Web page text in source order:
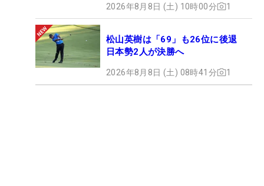
2026年8月8日 (土) 10時00分 1
松山英樹は「69」も26位に後退
日本勢2人が決勝へ
2026年8月8日 (土) 08時41分 1